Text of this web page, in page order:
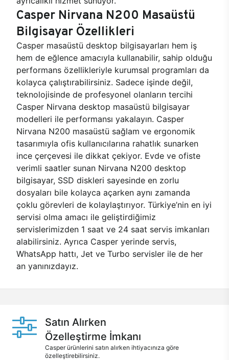
Casper Nirvana N200 Masaüstü
Bilgisayar Özellikleri
Casper masaüstü desktop bilgisayarları hem iş
hem de eğlence amacıyla kullanabilir, sahip olduğu
performans özellikleriyle kurumsal programları da
kolayca çalıştırabilirsiniz. Sadece işinde değil,
teknolojisinde de profesyonel olanların tercihi
Casper Nirvana desktop masaüstü bilgisayar
modelleri ile performansı yakalayın. Casper
Nirvana N200 masaüstü sağlam ve ergonomik
tasarımıyla ofis kullanıcılarına rahatlık sunarken
ince çerçevesi ile dikkat çekiyor. Evde ve ofiste
verimli saatler sunan Nirvana N200 desktop
bilgisayar, SSD diskleri sayesinde en zorlu
dosyaları bile kolayca açarken aynı zamanda
çoklu görevleri de kolaylaştırıyor. Türkiye’nin en iyi
servisi olma amacı ile geliştirdiğimiz
servislerimizden 1 saat ve 24 saat servis imkanları
alabilirsiniz. Ayrıca Casper yerinde servis,
WhatsApp hattı, Jet ve Turbo servisler ile de her
an yanınızdayız.
Satın Alırken
Özelleştirme İmkanı
Casper ürünlerini satın alırken ihtiyacınıza göre
özelleştirebilirsiniz.